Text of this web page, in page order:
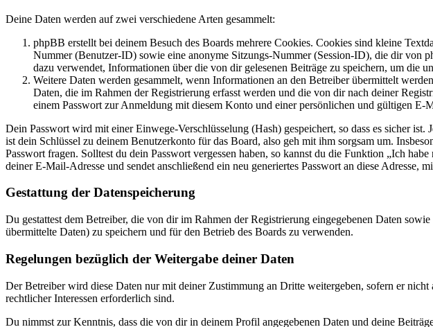
Deine Daten werden auf zwei verschiedene Arten gesammelt:
phpBB erstellt bei deinem Besuch des Boards mehrere Cookies. Cookies sind kleine
Nummer (Benutzer-ID) sowie eine anonyme Sitzungs-Nummer (Session-ID), die dir von
dazu verwendet, Informationen über die von dir gelesenen Beiträge zu speichern, um die
Weitere Daten werden gesammelt, wenn Informationen an den Betreiber übermittelt
Daten, die im Rahmen der Registrierung erfasst werden und die von dir nach deiner
einem Passwort zur Anmeldung mit diesem Konto und einer persönlichen und gültigen E-
Dein Passwort wird mit einer Einwege-Verschlüsselung (Hash) gespeichert, so dass es sicher
ist dein Schlüssel zu deinem Benutzerkonto für das Board, also geh mit ihm sorgsam um.
Passwort fragen. Solltest du dein Passwort vergessen haben, so kannst du die Funktion „Ich
deiner E-Mail-Adresse und sendet anschließend ein neu generiertes Passwort an diese Adresse,
Gestattung der Datenspeicherung
Du gestattest dem Betreiber, die von dir im Rahmen der Registrierung eingegebenen Daten
übermittelte Daten) zu speichern und für den Betrieb des Boards zu verwenden.
Regelungen bezüglich der Weitergabe deiner Daten
Der Betreiber wird diese Daten nur mit deiner Zustimmung an Dritte weitergeben, sofern er
rechtlicher Interessen erforderlich sind.
Du nimmst zur Kenntnis, dass die von dir in deinem Profil angegebenen Daten und deine